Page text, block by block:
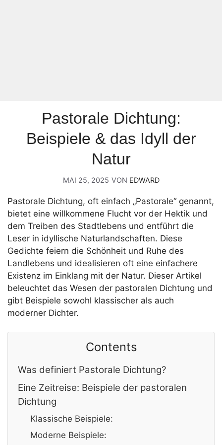
Pastorale Dichtung:
Beispiele & das Idyll der
Natur
MAI 25, 2025 VON EDWARD
Pastorale Dichtung, oft einfach „Pastorale“ genannt,
bietet eine willkommene Flucht vor der Hektik und
dem Treiben des Stadtlebens und entführt die
Leser in idyllische Naturlandschaften. Diese
Gedichte feiern die Schönheit und Ruhe des
Landlebens und idealisieren oft eine einfachere
Existenz im Einklang mit der Natur. Dieser Artikel
beleuchtet das Wesen der pastoralen Dichtung und
gibt Beispiele sowohl klassischer als auch
moderner Dichter.
Contents
Was definiert Pastorale Dichtung?
Eine Zeitreise: Beispiele der pastoralen
Dichtung
Klassische Beispiele:
Moderne Beispiele: